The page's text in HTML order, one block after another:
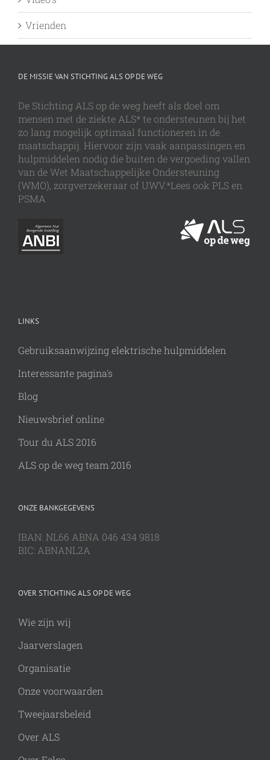
Vrienden
DE MISSIE VAN STICHTING ALS OP DE WEG
De Stichting ALS op de weg heeft als doel om
mensen met de ziekte ALS* te ondersteunen bij het
zo lang mogelijk optimaal functioneren in de
maatschappij. Hiervoor zijn vaak aanpassingen en
hulpmiddelen nodig die buiten de vergoeding vallen
van de Wet Maatschappelijke Ondersteuning
(WMO), zorgverzekeraar of UWV.*Lees ook PLS en
PSMA
LINKS
Gebruiksaanwijzing elektrische hulpmiddelen
Interessante pagina's
Blog
Nieuwsbrief online
Tour du ALS 2016
ALS op de weg team 2016
ONZE BANKGEGEVENS
IBAN: NL66 ABNA 046 434 9818
BIC: ABNANL2A
OVER STICHTING ALS OP DE WEG
Wie zijn wij
Jaarverslagen
Organisatie
Onze voorwaarden
Tweejaarsbeleid
Over ALS